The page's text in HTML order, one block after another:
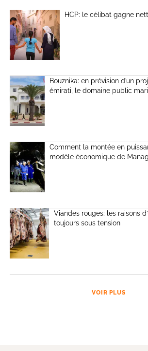
HCP: le célibat gagne
Bouznika: en prévision d’un
émirati, le domaine public
Comment la montée en
modèle économique de
Viandes rouges: les raisons
toujours sous tension
VOIR PLUS